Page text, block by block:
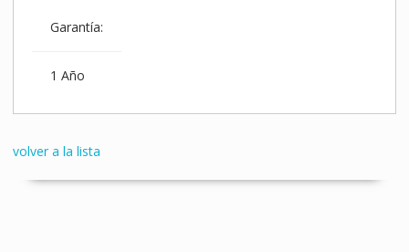
Garantía:
1 Año
volver a la lista